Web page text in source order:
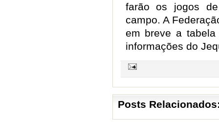
farão os jogos
campo. A
em breve a tabela
informações do
Posts